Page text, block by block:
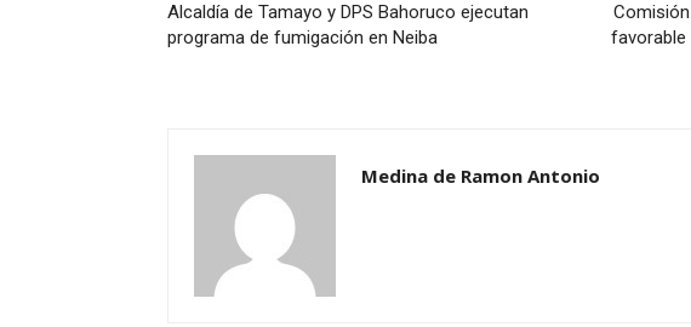
Alcaldía de Tamayo y DPS Bahoruco ejecutan
programa de fumigación en Neiba
favorable
Medina de Ramon Antonio